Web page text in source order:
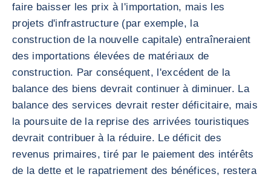
faire baisser les prix à l'importation, mais les
projets d'infrastructure (par exemple, la
construction de la nouvelle capitale) entraîneraient
des importations élevées de matériaux de
construction. Par conséquent, l'excédent de la
balance des biens devrait continuer à diminuer. La
balance des services devrait rester déficitaire, mais
la poursuite de la reprise des arrivées touristiques
devrait contribuer à la réduire. Le déficit des
revenus primaires, tiré par le paiement des intérêts
de la dette et le rapatriement des bénéfices, restera